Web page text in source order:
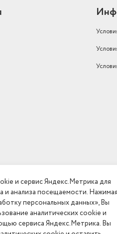
и сервис Яндекс.Метрика для
и анализа посещаемости. Нажимая
персональных данных», Вы
аналитических cookie и
сервиса Яндекс.Метрика. Вы